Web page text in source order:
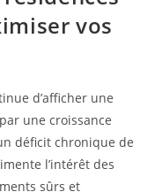
vos
d’afficher une
une croissance
déficit chronique de
l’intérêt des
sûrs et